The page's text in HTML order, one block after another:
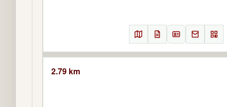
2.79 km